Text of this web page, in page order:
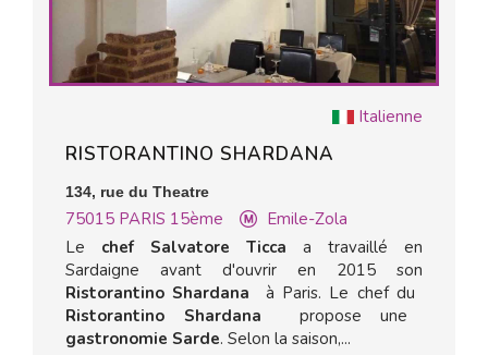
Italienne
RISTORANTINO SHARDANA
134, rue du Theatre
75015 PARIS 15ème
Emile-Zola
Le chef Salvatore Ticca a travaillé en
Sardaigne avant d'ouvrir en 2015 son
Ristorantino Shardana à Paris. Le chef du
Ristorantino Shardana propose une
gastronomie Sarde. Selon la saison,...